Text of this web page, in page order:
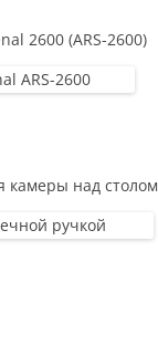
2600 (ARS-2600)
камеры над столом